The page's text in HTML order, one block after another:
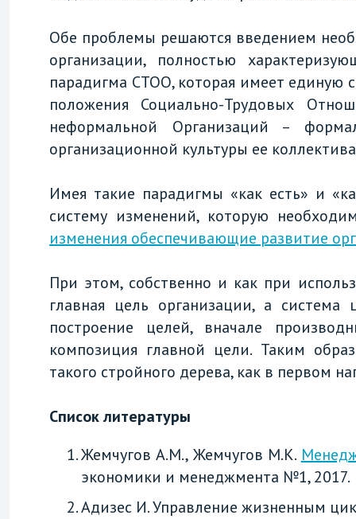
Обе проблемы решаются введением
организации, полностью
парадигма СТОО, которая имеет единую
положения Социально-Трудовых
неформальной Организаций –
организационной культуры ее
Имея такие парадигмы «как есть» и
систему изменений, которую
изменения обеспечивающие развитие
При этом, собственно и как при
главная цель организации, а
построение целей, вначале
композиция главной цели. Таким
такого стройного дерева, как в первом
Список литературы
Жемчугов А.М., Жемчугов М.К.
экономики и менеджмента №1, 2017.
Адизес И. Управление жизненным